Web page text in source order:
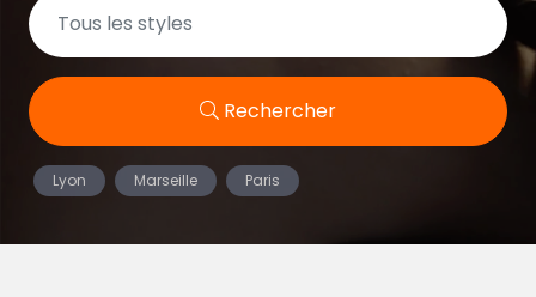
Rechercher
Lyon Marseille Paris